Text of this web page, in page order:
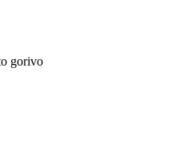
gorivo